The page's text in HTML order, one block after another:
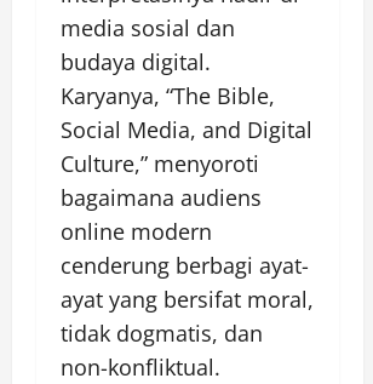
media sosial dan
budaya digital.
Karyanya, “The Bible,
Social Media, and Digital
Culture,” menyoroti
bagaimana audiens
online modern
cenderung berbagi ayat-
ayat yang bersifat moral,
tidak dogmatis, dan
non-konfliktual.